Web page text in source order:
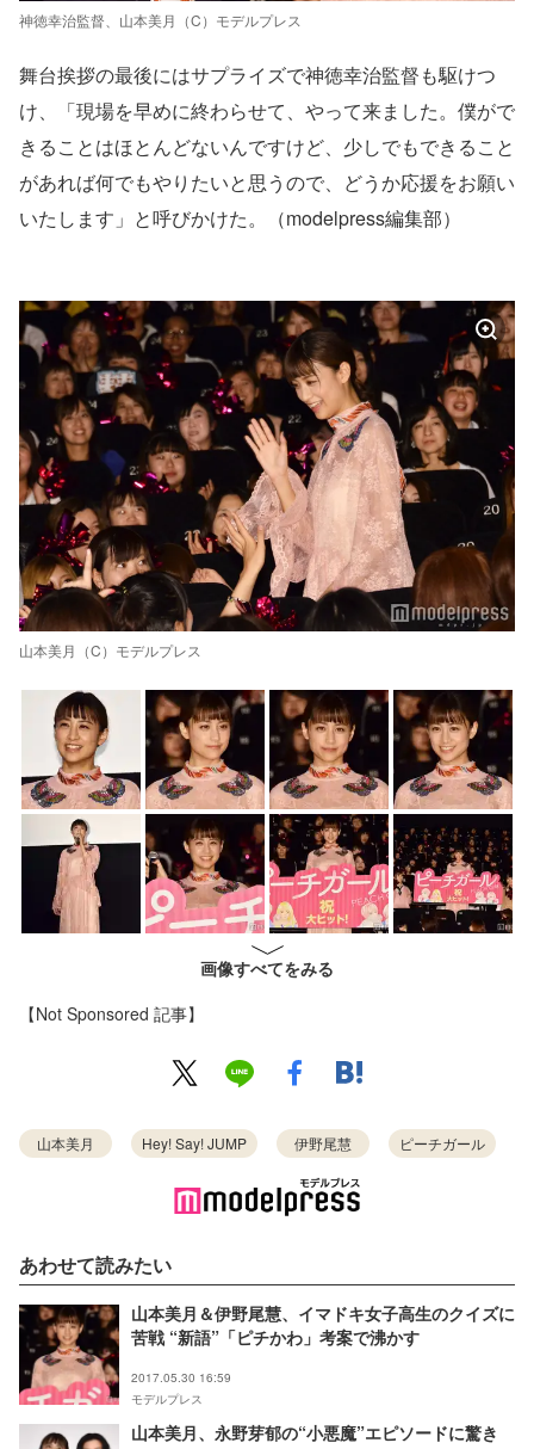
神徳幸治監督、山本美月（C）モデルプレス
舞台挨拶の最後にはサプライズで神徳幸治監督も駆けつ
け、「現場を早めに終わらせて、やって来ました。僕がで
きることはほとんどないんですけど、少しでもできること
があれば何でもやりたいと思うので、どうか応援をお願い
いたします」と呼びかけた。（modelpress編集部）
山本美月（C）モデルプレス
画像すべてをみる
【Not Sponsored 記事】
山本美月 Hey! Say! JUMP 伊野尾慧 ピーチガール
あわせて読みたい
山本美月＆伊野尾慧、イマドキ女子高生のクイズに
苦戦 “新語”「ピチかわ」考案で沸かす
2017.05.30 16:59
モデルプレス
山本美月、永野芽郁の“小悪魔”エピソードに驚き